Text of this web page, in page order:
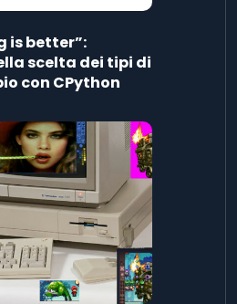
is better”:
scelta dei tipi di
con CPython